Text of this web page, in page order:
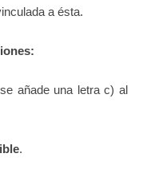
a ésta.
añade una letra c) al
.